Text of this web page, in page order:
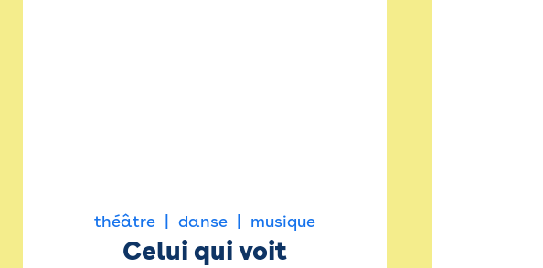
théâtre danse musique
Celui qui voit